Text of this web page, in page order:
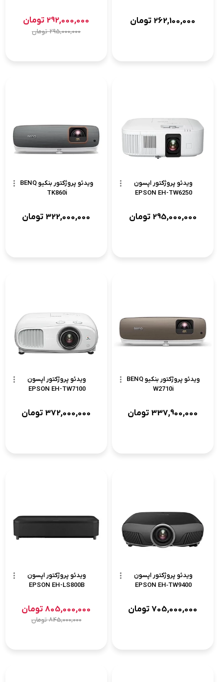
262,100,000 تومان 292,000,000 تومان
295,000,000تومان
ویدئو پروژکتور اپسون
EPSON EH-TW6250
295,000,000 تومان
ویدئو پروژکتور بنکیو BENQ
TK860i
322,000,000 تومان
ویدئو پروژکتور بنکیو BENQ
W2710i
337,900,000 تومان
ویدئو پروژکتور اپسون
EPSON EH-TW7100
372,000,000 تومان
ویدئو پروژکتور اپسون
EPSON EH‑TW9400
705,000,000تومان
ویدئو پروژکتور اپسون
EPSON EH-LS800B
805,000,000تومان
845,000,000تومان